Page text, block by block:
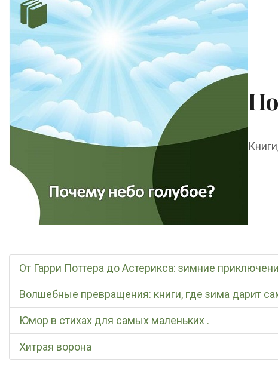
От Гарри Поттера до Астерикса: зимние
Волшебные превращения: книги, где зима дарит
Юмор в стихах для самых маленьких .
Хитрая ворона